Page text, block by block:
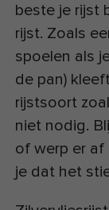
beste je rijst
rijst. Zoals
spoelen als
de pan)
rijstsoort
niet nodig.
of werp er af
je dat het